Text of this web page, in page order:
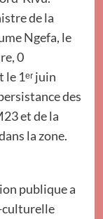
de la
Ngefa, le
0
1ᵉʳ juin
des
et de la
la zone.
publique a
culturelle